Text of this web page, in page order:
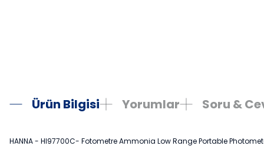
Ürün Bilgisi Yorumlar Soru &
HANNA - HI97700C- Fotometre Ammonia Low Range Portable